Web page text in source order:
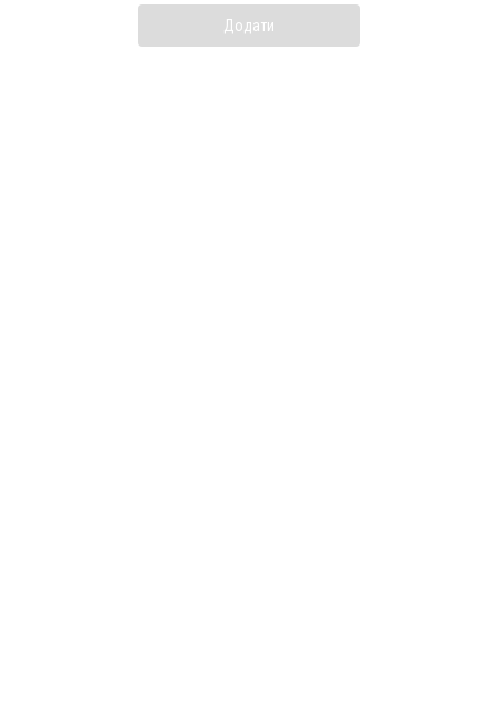
Додати